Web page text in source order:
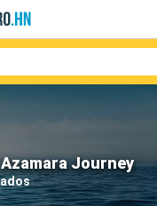
Journey